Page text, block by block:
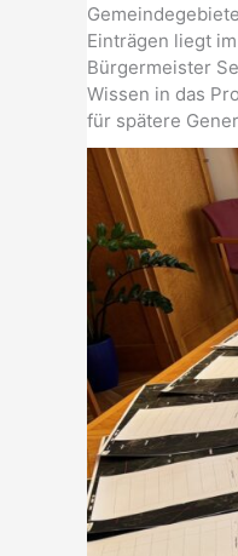
Einträgen liegt
Bürgermeister
Wissen in das
für spätere